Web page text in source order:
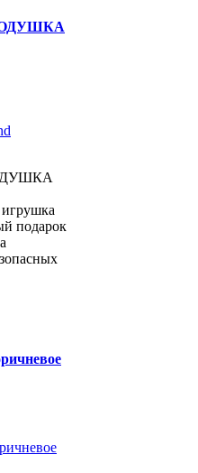
игрушка
подарок